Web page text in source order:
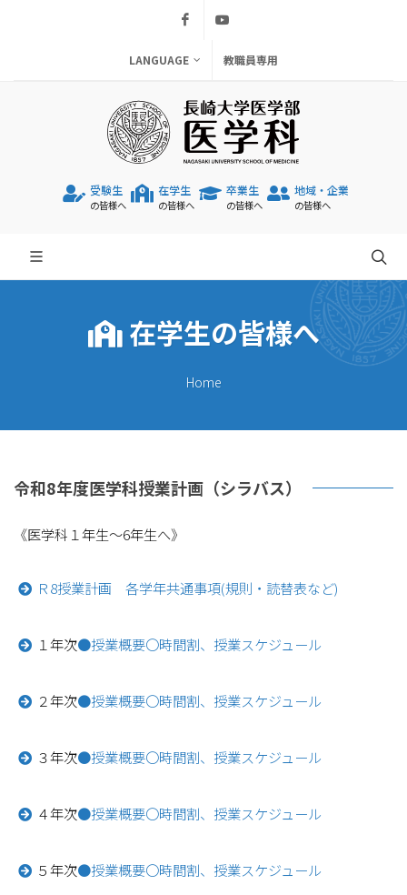
Facebook
LANGUAGE 教職員専用
受験生
の皆様へ
在学生
の皆様へ
卒業生
の皆様へ
地域・企業
の皆様へ
在学生の皆様へ
Home
令和8年度医学科授業計画（シラバス）
《医学科１年生～6年生へ》
Ｒ8授業計画 各学年共通事項(規則・読替表など)
１年次●授業概要〇時間割、授業スケジュール
２年次●授業概要〇時間割、授業スケジュール
３年次●授業概要〇時間割、授業スケジュール
４年次●授業概要〇時間割、授業スケジュール
５年次●授業概要〇時間割、授業スケジュール